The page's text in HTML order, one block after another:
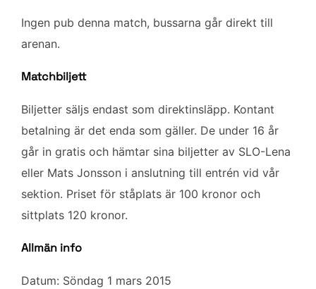
Ingen pub denna match, bussarna går direkt till
arenan.
Matchbiljett
Biljetter säljs endast som direktinsläpp. Kontant
betalning är det enda som gäller. De under 16 år
går in gratis och hämtar sina biljetter av SLO-Lena
eller Mats Jonsson i anslutning till entrén vid vår
sektion. Priset för ståplats är 100 kronor och
sittplats 120 kronor.
Allmän info
Datum: Söndag 1 mars 2015